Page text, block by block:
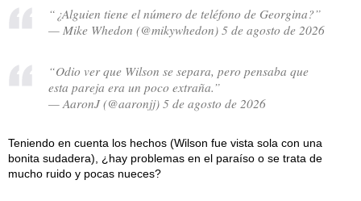
“¿Alguien tiene el número de teléfono de Georgina?”
— Mike Whedon (@mikywhedon) 5 de agosto de 2026
“Odio ver que Wilson se separa, pero pensaba que
esta pareja era un poco extraña.”
— AaronJ (@aaronjj) 5 de agosto de 2026
Teniendo en cuenta los hechos (Wilson fue vista sola con una
bonita sudadera), ¿hay problemas en el paraíso o se trata de
mucho ruido y pocas nueces?